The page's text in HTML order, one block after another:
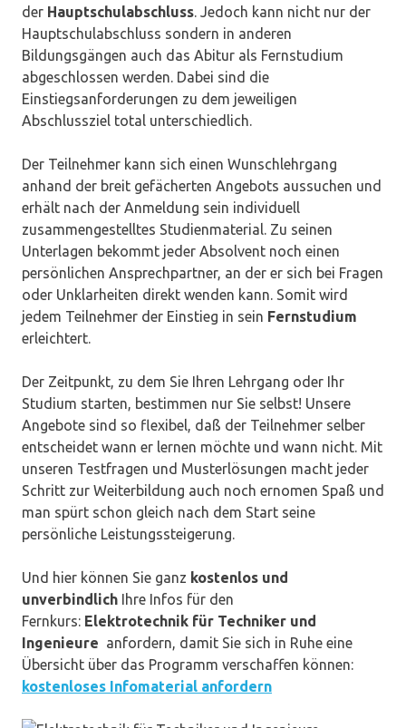
der Hauptschulabschluss. Jedoch kann nicht nur der
Hauptschulabschluss sondern in anderen
Bildungsgängen auch das Abitur als Fernstudium
abgeschlossen werden. Dabei sind die
Einstiegsanforderungen zu dem jeweiligen
Abschlussziel total unterschiedlich.
Der Teilnehmer kann sich einen Wunschlehrgang
anhand der breit gefächerten Angebots aussuchen und
erhält nach der Anmeldung sein individuell
zusammengestelltes Studienmaterial. Zu seinen
Unterlagen bekommt jeder Absolvent noch einen
persönlichen Ansprechpartner, an der er sich bei Fragen
oder Unklarheiten direkt wenden kann. Somit wird
jedem Teilnehmer der Einstieg in sein Fernstudium
erleichtert.
Der Zeitpunkt, zu dem Sie Ihren Lehrgang oder Ihr
Studium starten, bestimmen nur Sie selbst! Unsere
Angebote sind so flexibel, daß der Teilnehmer selber
entscheidet wann er lernen möchte und wann nicht. Mit
unseren Testfragen und Musterlösungen macht jeder
Schritt zur Weiterbildung auch noch ernomen Spaß und
man spürt schon gleich nach dem Start seine
persönliche Leistungssteigerung.
Und hier können Sie ganz kostenlos und
unverbindlich Ihre Infos für den
Fernkurs: Elektrotechnik für Techniker und
Ingenieure anfordern, damit Sie sich in Ruhe eine
Übersicht über das Programm verschaffen können:
kostenloses Infomaterial anfordern